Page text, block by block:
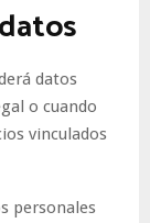
datos
o cuando
vinculados
personales